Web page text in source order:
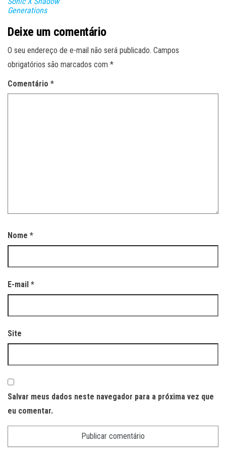
Generations
Deixe um comentário
O seu endereço de e-mail não será publicado. Campos
obrigatórios são marcados com *
Comentário *
Nome *
E-mail *
Site
Salvar meus dados neste navegador para a próxima vez que
eu comentar.